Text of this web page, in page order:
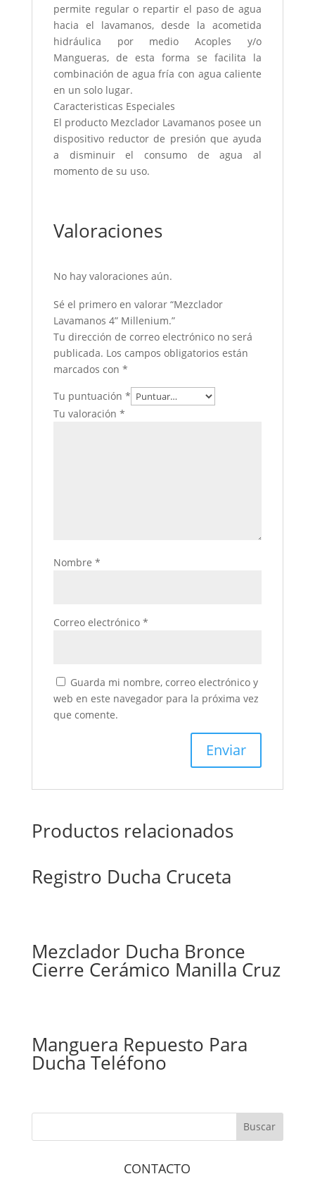
permite regular o repartir el paso de agua
hacia el lavamanos, desde la acometida
hidráulica por medio Acoples y/o
Mangueras, de esta forma se facilita la
combinación de agua fría con agua caliente
en un solo lugar.
Caracteristicas Especiales
El producto Mezclador Lavamanos posee un
dispositivo reductor de presión que ayuda
a disminuir el consumo de agua al
momento de su uso.
Valoraciones
No hay valoraciones aún.
Sé el primero en valorar “Mezclador
Lavamanos 4” Millenium.”
Tu dirección de correo electrónico no será
publicada. Los campos obligatorios están
marcados con *
Tu puntuación *
Tu valoración *
Nombre *
Correo electrónico *
Guarda mi nombre, correo electrónico y
web en este navegador para la próxima vez
que comente.
Productos relacionados
Registro Ducha Cruceta
Mezclador Ducha Bronce
Cierre Cerámico Manilla Cruz
Manguera Repuesto Para
Ducha Teléfono
CONTACTO